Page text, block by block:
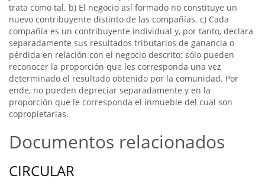
trata como tal. b) El negocio así formado no constituye un
nuevo contribuyente distinto de las compañías. c) Cada
compañía es un contribuyente individual y, por tanto, declara
separadamente sus resultados tributarios de ganancia o
pérdida en relación con el negocio descrito; sólo pueden
reconocer la proporción que les corresponda una vez
determinado el resultado obtenido por la comunidad. Por
ende, no pueden depreciar separadamente y en la
proporción que le corresponda el inmueble del cual son
copropietarias.
Documentos relacionados
CIRCULAR